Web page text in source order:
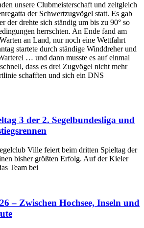
unsere Clubmeisterschaft und zeitgleich
der Schwertzugvögel statt. Es gab
der drehte sich ständig um bis zu 90° so
herrschten. An Ende fand am
an Land, nur noch eine Wettfahrt
startete durch ständige Winddreher und
… und dann musste es auf einmal
dass es drei Zugvögel nicht mehr
schafften und sich ein DNS
3 der 2. Segelbundesliga und
Ville feiert beim dritten Spieltag der
bisher größten Erfolg. Auf der Kieler
Team bei
– Zwischen Hochsee, Inseln und